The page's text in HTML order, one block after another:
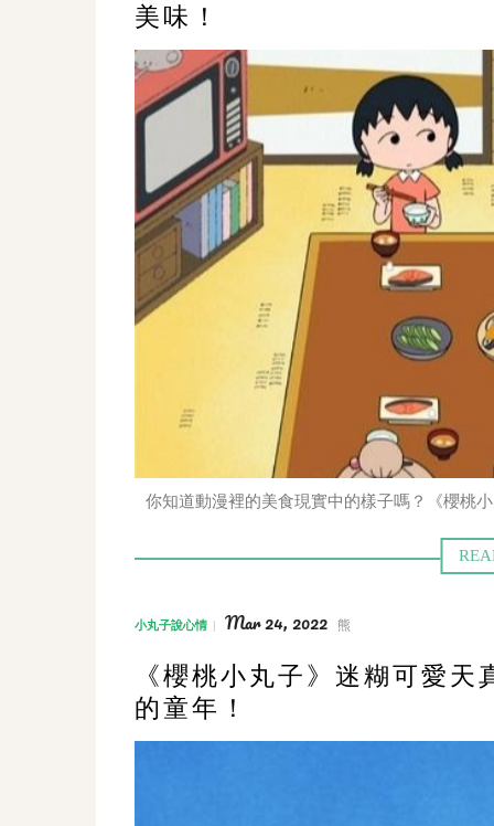
美味！
你知道動漫裡的美食現實中的樣子嗎？《櫻桃
小丸子說心情 Mar 24, 2022 熊
《櫻桃小丸子》迷糊可愛
的童年！